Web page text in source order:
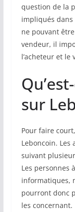
question de la
impliqués dans
ne pouvant
vendeur, il
l’acheteur et
sur
Pour faire
Leboncoin. Les
suivant
Les personnes
informatiques,
pourront donc
les concernant.